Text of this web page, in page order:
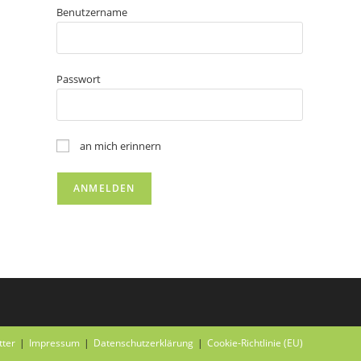
Benutzername
Passwort
an mich erinnern
Impressum Datenschutzerklärung Cookie-Richtlinie (EU)